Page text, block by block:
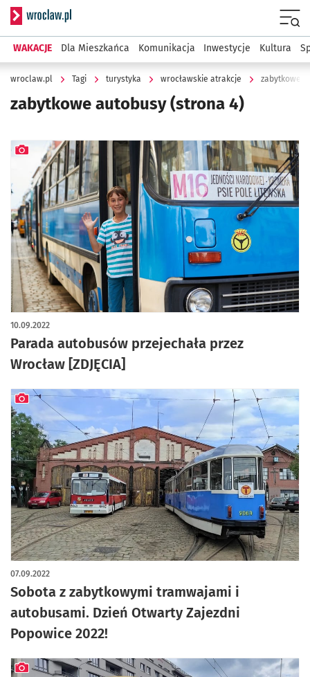
Serwis informacyjny wroclaw.pl
WAKACJE Dla Mieszkańca Komunikacja Inwestycje Kultura
wroclaw.pl Tagi turystyka wrocławskie atrakcje zabytkowe
zabytkowe autobusy(strona 4)
Parada autobusów przejechała przez
Wrocław [ZDJĘCIA]
10.09.2022
artykuł z galerią zdjęć
Sobota z zabytkowymi tramwajami i
autobusami. Dzień Otwarty Zajezdni
Popowice 2022!
07.09.2022
artykuł z galerią zdjęć